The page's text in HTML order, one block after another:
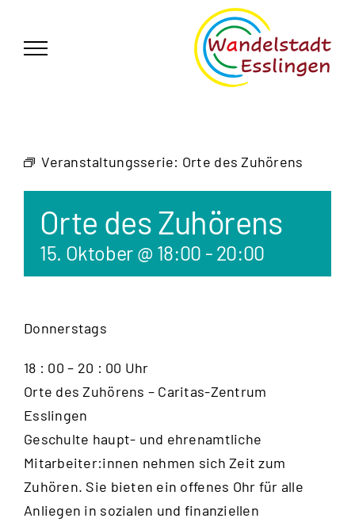
springen
Veranstaltungsserie: Orte des Zuhörens
Orte des Zuhörens
15. Oktober @ 18:00 - 20:00
Donnerstags
18 : 00 – 20 : 00 Uhr
Orte des Zuhörens – Caritas-Zentrum
Esslingen
Geschulte haupt- und ehrenamtliche
Mitarbeiter:innen nehmen sich Zeit zum
Zuhören. Sie bieten ein offenes Ohr für alle
Anliegen in sozialen und finanziellen